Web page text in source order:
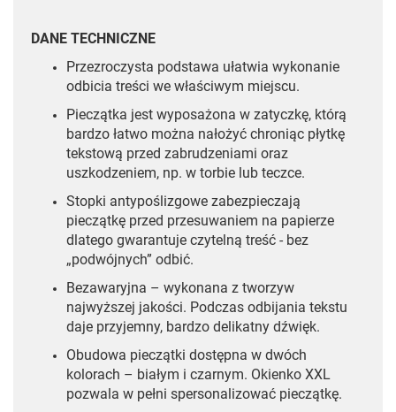
DANE TECHNICZNE
Przezroczysta podstawa ułatwia wykonanie
odbicia treści we właściwym miejscu.
Pieczątka jest wyposażona w zatyczkę, którą
bardzo łatwo można nałożyć chroniąc płytkę
tekstową przed zabrudzeniami oraz
uszkodzeniem, np. w torbie lub teczce.
Stopki antypoślizgowe zabezpieczają
pieczątkę przed przesuwaniem na papierze
dlatego gwarantuje czytelną treść - bez
„podwójnych” odbić.
Bezawaryjna – wykonana z tworzyw
najwyższej jakości. Podczas odbijania tekstu
daje przyjemny, bardzo delikatny dźwięk.
Obudowa pieczątki dostępna w dwóch
kolorach – białym i czarnym. Okienko XXL
pozwala w pełni spersonalizować pieczątkę.